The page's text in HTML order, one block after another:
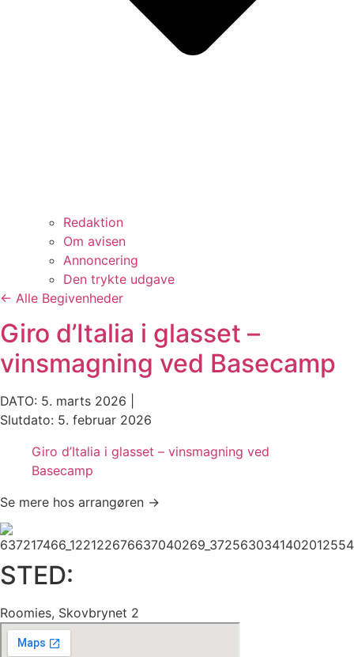
Redaktion
Om avisen
Annoncering
Den trykte udgave
← Alle Begivenheder
Giro d’Italia i glasset –
vinsmagning ved Basecamp
DATO: 5. marts 2026 |
Slutdato: 5. februar 2026
Giro d’Italia i glasset – vinsmagning ved
Basecamp
Se mere hos arrangøren →
STED:
Roomies, Skovbrynet 2